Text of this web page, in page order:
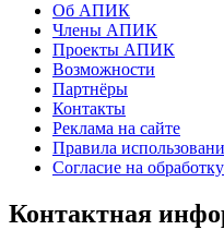
Об АПИК
Члены АПИК
Проекты АПИК
Возможности
Партнёры
Контакты
Реклама на сайте
Правила
Согласие на
Контактная